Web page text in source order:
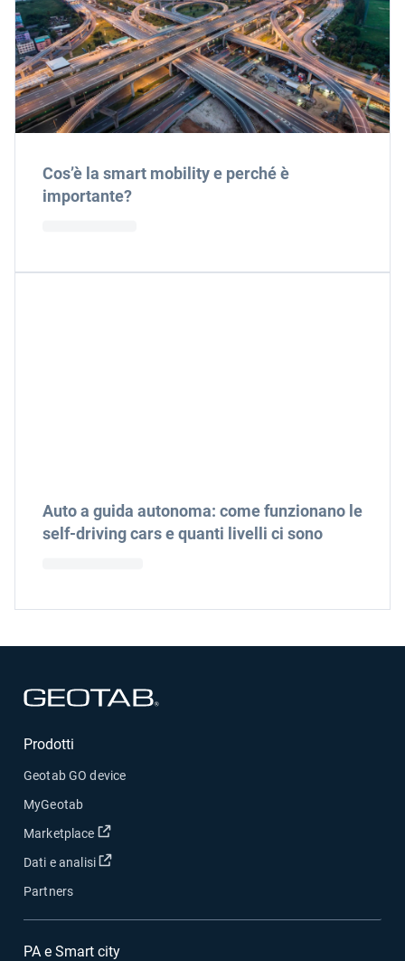
Cos’è la smart mobility e perché è
importante?
Auto a guida autonoma: come funzionano le
self-driving cars e quanti livelli ci sono
Prodotti
Geotab GO device
MyGeotab
Marketplace
Apri in una nuova finestra
Dati e analisi Apri in una nuova finestra
Partners
PA e Smart city